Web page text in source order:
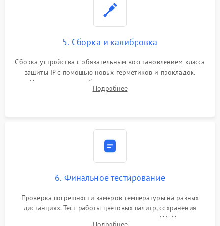
5. Сборка и калибровка
Сборка устройства с обязательным восстановлением класса
защиты IP с помощью новых герметиков и прокладок.
Программная калибровка матрицы по эталонному
абсолютно черному телу для точного измерения температур.
Подробнее
6. Финальное тестирование
Проверка погрешности замеров температуры на разных
дистанциях. Тест работы цветовых палитр, сохранения
термограмм в память и передачи данных на ПК. Проверка
Подробнее